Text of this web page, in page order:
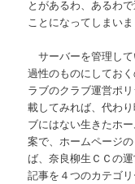
とがあるわ、あるわ
ことになってしまいま
サーバーを管理し
過性のものにしてお
ラブのクラブ運営ポ
載してみれば、代わ
ブにはない生きたホ
案で、ホームページ
ば、奈良柳生ＣＣの
記事を４つのカテゴ